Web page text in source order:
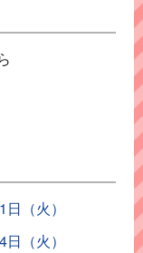
（火）
（火）